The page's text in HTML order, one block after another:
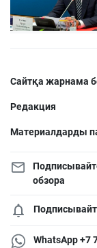
Сайтқа жарнама
Редакция
Материалдарды
обзора
WhatsApp +7